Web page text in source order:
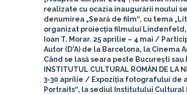
realizate cu ocazia inaugurării noului
denumirea „Seară de film“, cu tema
organizat proiecția filmului
Ioan T. Morar. 25 aprilie – 4 mai /
Autor (D'A) de la Barcelona, la
Când se lasă seara peste București
INSTITUTUL CULTURAL ROMÂN DE LA
3-30 aprilie / Expoziția fotografului de
Portraits“, la sediul Institutului Cultural